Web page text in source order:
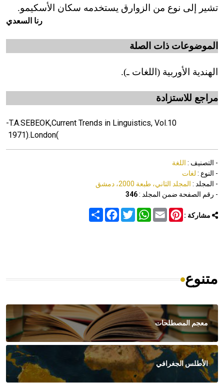
تشير إلى نوع من الزوارق يستخدمه سكان الأسكيمو.
رنا السعدي
الموضوعات ذات الصلة
الهندية الأوربية (اللغات ـ).
مراجع للاستزادة
-T.A.SEBEOK,Current Trends in Linguistics, Vol.10
(
London
1971).
- التصنيف : اللغة
- النوع : لغات
- المجلد : المجلد الثاني، طبعة 2000، دمشق
- رقم الصفحة ضمن المجلد :346
مشاركة : Share
FacebookTwitter
WhatsAppEmail
Pinterest
متنوع
معجم المصطلحات
الأطلس الجغرافي